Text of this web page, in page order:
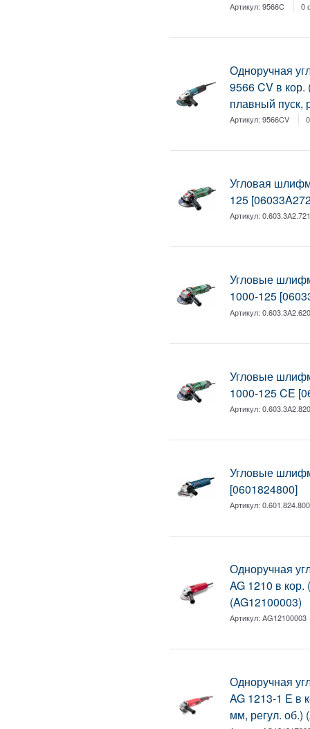
Артикул:9566C 0
Одноручная
9566 CV в кор.
плавный пуск,
Артикул:9566CV
Угловая
125
Артикул:
Угловые
1000-125
Артикул:
Угловые
1000-125 CE
Артикул:
Угловые
[0601824800]
Артикул:0.601.824.800
Одноручная
AG 1210 в
(AG12100003)
Артикул:AG12100003
Одноручная
AG 1213-1 E в
мм, регул. об.)